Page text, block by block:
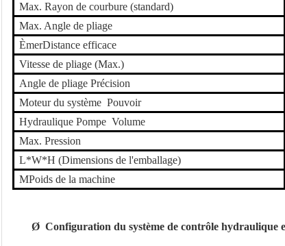
Max. Rayon de courbure (standard)
Max. Angle de pliage
ÈmerDistance efficace
Vitesse de pliage (Max.)
Angle de pliage Précision
Moteur du système Pouvoir
Hydraulique Pompe Volume
Max. Pression
L*W*H (Dimensions de l'emballage)
MPoids de la machine
Ø Configuration du système de contrôle hydraulique